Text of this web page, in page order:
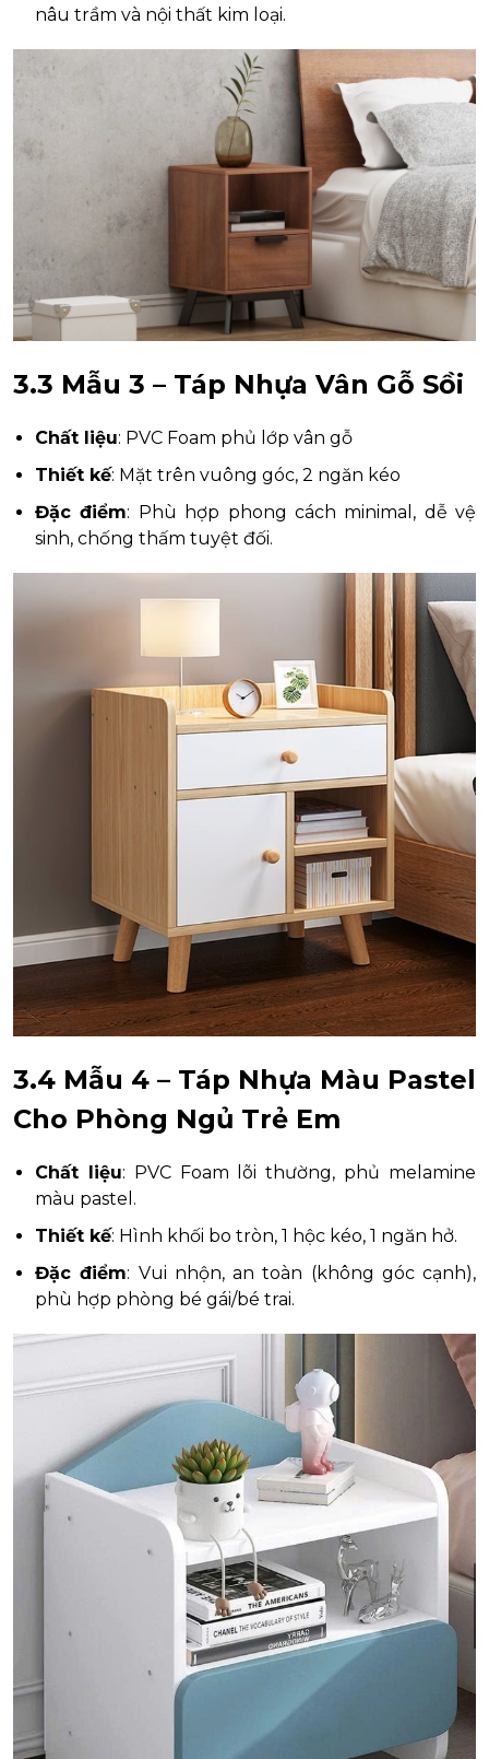
nâu trầm và nội thất kim loại.
3.3 Mẫu 3 – Táp Nhựa Vân Gỗ Sồi
Chất liệu: PVC Foam phủ lớp vân gỗ
Thiết kế: Mặt trên vuông góc, 2 ngăn kéo
Đặc điểm: Phù hợp phong cách minimal, dễ vệ
sinh, chống thấm tuyệt đối.
3.4 Mẫu 4 – Táp Nhựa Màu Pastel
Cho Phòng Ngủ Trẻ Em
Chất liệu: PVC Foam lõi thường, phủ melamine
màu pastel.
Thiết kế: Hình khối bo tròn, 1 hộc kéo, 1 ngăn hở.
Đặc điểm: Vui nhộn, an toàn (không góc cạnh),
phù hợp phòng bé gái/bé trai.